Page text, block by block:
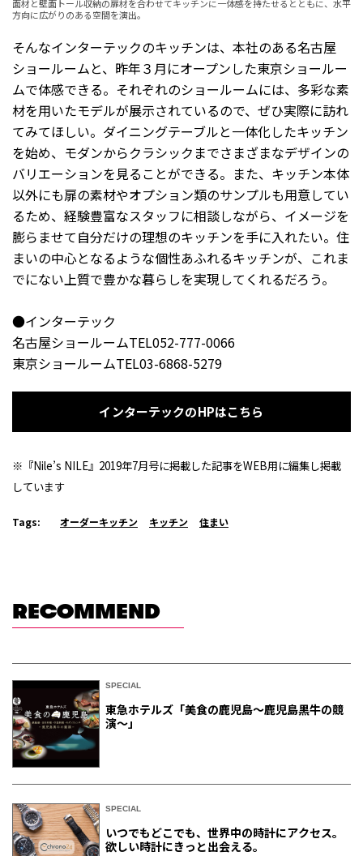
面材と壁面トール収納の扉材を合わせてキッチンに一体感を持たせるとともに、水平
方向に広がりのある空間を演出。
そんなインターテックのキッチンは、本社のある名古屋
ショールームと、昨年３月にオープンした東京ショールー
ムで体感できる。それぞれのショールームには、多彩な素
材を用いたモデルが展示されているので、ぜひ実際に訪れ
てみてほしい。ダイニングテーブルと一体化したキッチン
を始め、モダンからクラシックまでさまざまなデザインの
バリエーションを見ることができる。また、キッチン本体
以外にも扉の素材やオプション類のサンプルも用意してい
るため、経験豊富なスタッフに相談しながら、イメージを
膨らませて自分だけの理想のキッチンを手に入れたい。住
まいの中心となるような個性あふれるキッチンが、これま
でにない上質で豊かな暮らしを実現してくれるだろう。
●インターテック
名古屋ショールームTEL052-777-0066
東京ショールームTEL03-6868-5279
インターテックのHPはこちら
※『Nile’s NILE』2019年7月号に掲載した記事をWEB用に編集し掲載
しています
Tags: オーダーキッチン キッチン 住まい
RECOMMEND
SPECIAL
東急ホテルズ「美食の鹿児島～鹿児島黒牛の競
演～」
SPECIAL
いつでもどこでも、世界中の時計にアクセス。
欲しい時計にきっと出会える。